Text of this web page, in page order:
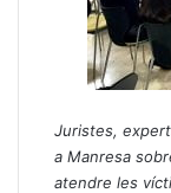
Juristes,
a Manresa
atendre les